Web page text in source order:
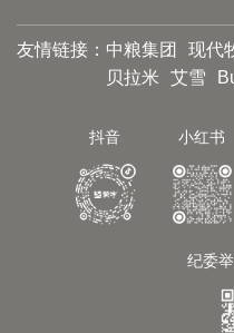
友情链接： 中粮集团 现代
贝拉米
艾雪
抖音 小红书
纪委